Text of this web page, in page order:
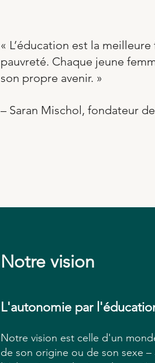
« L’éducation est la
pauvreté. Chaque jeune
son propre avenir. »
– Saran Mischol, fondateur
Notre vision
L'autonomie par
Notre vision est celle d'un
de son origine ou de son sexe –